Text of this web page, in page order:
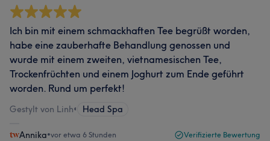
Ich bin mit einem schmackhaften Tee begrüßt worden,
habe eine zauberhafte Behandlung genossen und
wurde mit einem zweiten, vietnamesischen Tee,
Trockenfrüchten und einem Joghurt zum Ende geführt
worden. Rund um perfekt!
Gestylt von Linh• Head Spa
Annika•vor etwa 6 Stunden Verifizierte Bewertung